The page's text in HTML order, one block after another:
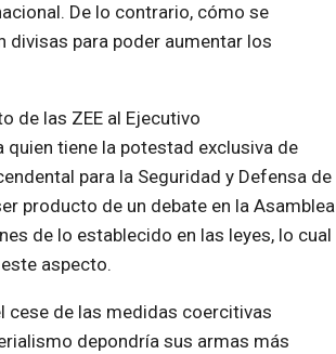
De lo contrario, cómo se
divisas para poder aumentar los
de las ZEE al Ejecutivo
quien tiene la potestad exclusiva de
para la Seguridad y Defensa de
producto de un debate en la Asamblea
de lo establecido en las leyes, lo cual
aspecto.
cese de las medidas coercitivas
depondría sus armas más